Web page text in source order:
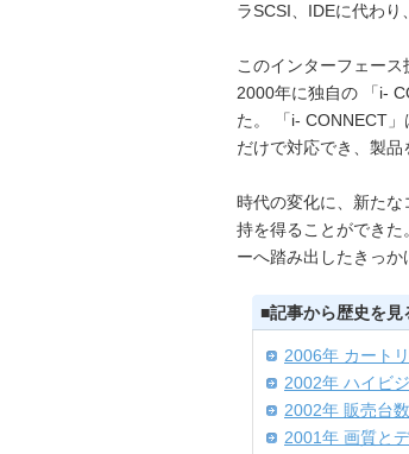
ラSCSI、IDEに代わり
このインターフェー
2000年に独自の 「i-
た。 「i- CONNECT
だけで対応でき、製品
時代の変化に、新た
持を得ることができ
ーへ踏み出したきっか
■記事から歴史を見
2006年 カート
2002年 ハイビ
2002年 販売台
2001年 画質と